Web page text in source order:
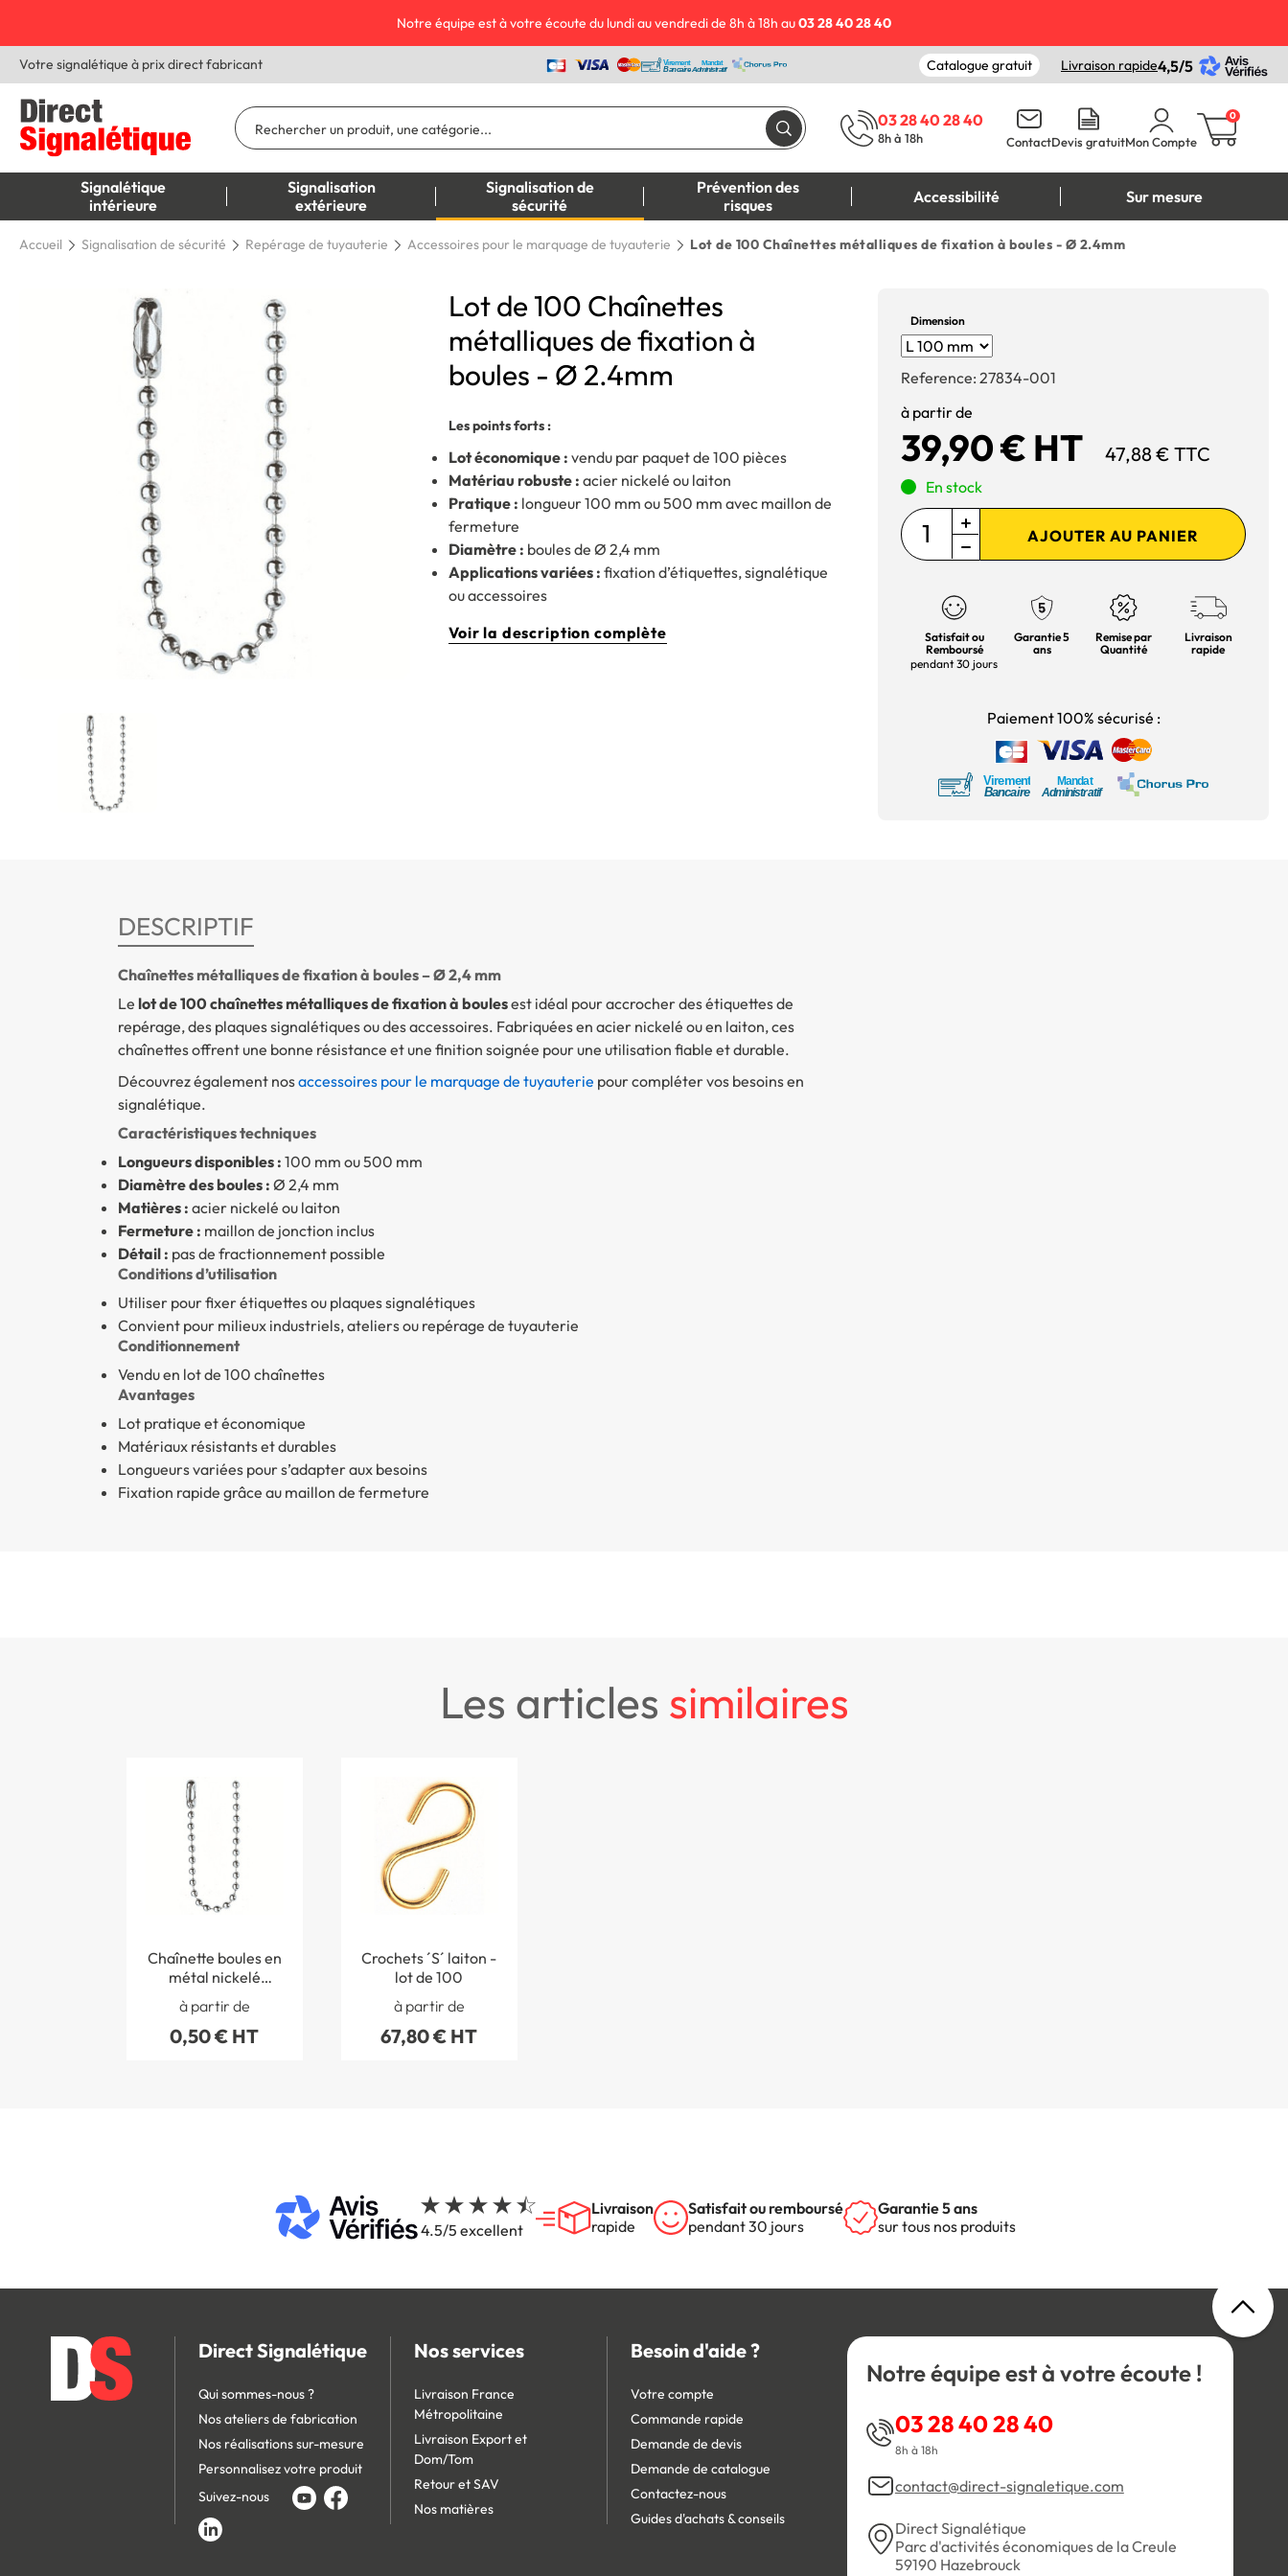
Notre équipe est à votre écoute du lundi au vendredi de 8h à 18h au03 28 40 28 40
Votre signalétique à prix direct fabricant Catalogue gratuit Livraison rapide4,5/5
03 28 40 28 40
8h à 18h ContactDevis gratuitMon Compte
0
Signalétique
intérieure
Signalisation
extérieure
Signalisation de
sécurité
Prévention des
risques
Accessibilité Sur mesure
Accueil Signalisation de sécurité Repérage de tuyauterie Accessoires pour le marquage de tuyauterie Lot de 100 Chaînettes métalliques de fixation à boules - Ø 2.4mm
Lot de 100 Chaînettes
métalliques de fixation à
boules - Ø 2.4mm
Les points forts :
Lot économique : vendu par paquet de 100 pièces
Matériau robuste : acier nickelé ou laiton
Pratique : longueur 100 mm ou 500 mm avec maillon de
fermeture
Diamètre : boules de Ø 2,4 mm
Applications variées : fixation d’étiquettes, signalétique
ou accessoires
Voir la description complète
Dimension
Reference: 27834-001
à partir de
39,90 € HT 47,88 € TTC
En stock
AJOUTER AU PANIER
Satisfait ou
Remboursé
pendant 30 jours
Garantie 5
ans
Remise par
Quantité
Livraison
rapide
Paiement 100% sécurisé :
DESCRIPTIF
Chaînettes métalliques de fixation à boules – Ø 2,4 mm
Le lot de 100 chaînettes métalliques de fixation à boulesest idéal pour accrocher des étiquettes de
repérage, des plaques signalétiques ou des accessoires. Fabriquées en acier nickelé ou en laiton, ces
chaînettes offrent une bonne résistance et une finition soignée pour une utilisation fiable et durable.
Découvrez également nosaccessoires pour le marquage de tuyauterie pour compléter vos besoins en
signalétique.
Caractéristiques techniques
Longueurs disponibles : 100 mm ou 500 mm
Diamètre des boules : Ø 2,4 mm
Matières : acier nickelé ou laiton
Fermeture : maillon de jonction inclus
Détail : pas de fractionnement possible
Conditions d’utilisation
Utiliser pour fixer étiquettes ou plaques signalétiques
Convient pour milieux industriels, ateliers ou repérage de tuyauterie
Conditionnement
Vendu en lot de 100 chaînettes
Avantages
Lot pratique et économique
Matériaux résistants et durables
Longueurs variées pour s’adapter aux besoins
Fixation rapide grâce au maillon de fermeture
les articles similaires
Chaînette boules en
métal nickelé
brillant Ø 2.4mm - L
´unité
à partir de
0,50 € HT
Crochets ´S´ laiton -
lot de 100
à partir de
67,80 € HT
4.5/5 excellent
Livraison
rapide
Satisfait ou remboursé
pendant 30 jours
Garantie 5 ans
sur tous nos produits
Direct Signalétique
Qui sommes-nous ?
Nos ateliers de fabrication
Nos réalisations sur-mesure
Personnalisez votre produit
Suivez-nous
Nos services
Livraison France
Métropolitaine
Livraison Export et
Dom/Tom
Retour et SAV
Nos matières
Besoin d'aide ?
Votre compte
Commande rapide
Demande de devis
Demande de catalogue
Contactez-nous
Guides d'achats & conseils
Notre équipe est à votre écoute !
03 28 40 28 40
8h à 18h
contact@direct-signaletique.com
Direct Signalétique
Parc d'activités économiques de la Creule
59190 Hazebrouck